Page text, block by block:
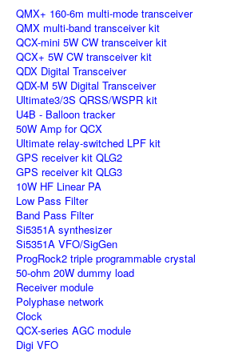
QMX+ 160-6m multi-mode transceiver
QMX multi-band transceiver kit
QCX-mini 5W CW transceiver kit
QCX+ 5W CW transceiver kit
QDX Digital Transceiver
QDX-M 5W Digital Transceiver
Ultimate3/3S QRSS/WSPR kit
U4B - Balloon tracker
50W Amp for QCX
Ultimate relay-switched LPF kit
GPS receiver kit QLG2
GPS receiver kit QLG3
10W HF Linear PA
Low Pass Filter
Band Pass Filter
Si5351A synthesizer
Si5351A VFO/SigGen
ProgRock2 triple programmable crystal
50-ohm 20W dummy load
Receiver module
Polyphase network
Clock
QCX-series AGC module
Digi VFO